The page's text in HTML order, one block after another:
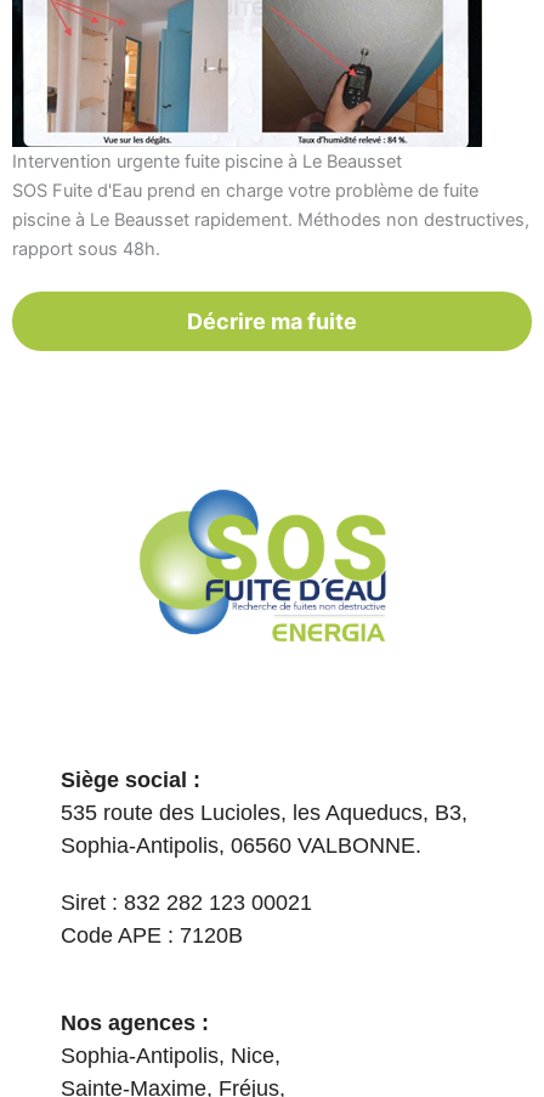
Intervention urgente fuite piscine à Le Beausset
SOS Fuite d'Eau prend en charge votre problème de fuite
piscine à Le Beausset rapidement. Méthodes non destructives,
rapport sous 48h.
Décrire ma fuite
Siège social :
535 route des Lucioles, les Aqueducs, B3,
Sophia-Antipolis, 06560 VALBONNE.
Siret : 832 282 123 00021
Code APE : 7120B
Nos agences :
Sophia-Antipolis, Nice,
Sainte-Maxime, Fréjus,